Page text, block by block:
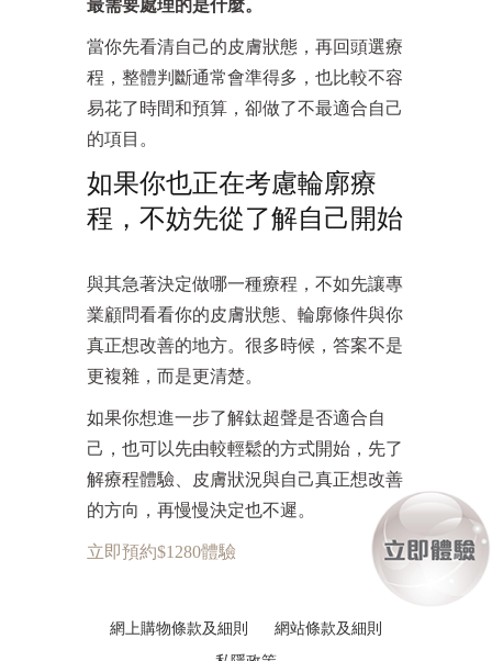
最需要處理的是什麼。
當你先看清自己的皮膚狀態，再回頭選療
程，整體判斷通常會準得多，也比較不容
易花了時間和預算，卻做了不最適合自己
的項目。
如果你也正在考慮輪廓療
程，不妨先從了解自己開始
與其急著決定做哪一種療程，不如先讓專
業顧問看看你的皮膚狀態、輪廓條件與你
真正想改善的地方。很多時候，答案不是
更複雜，而是更清楚。
如果你想進一步了解鈦超聲是否適合自
己，也可以先由較輕鬆的方式開始，先了
解療程體驗、皮膚狀況與自己真正想改善
的方向，再慢慢決定也不遲。
立即預約$1280體驗
網上購物條款及細則
網站條款及細則